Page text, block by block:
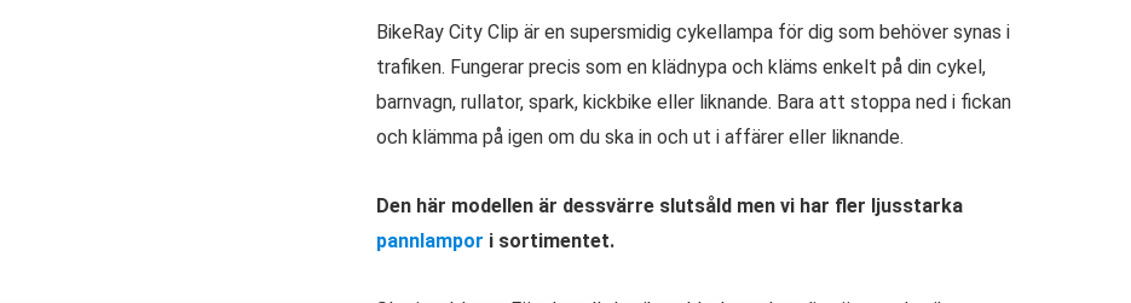
BikeRay City Clip är en supersmidig cykellampa för dig som behöver synas i
trafiken. Fungerar precis som en klädnypa och kläms enkelt på din cykel,
barnvagn, rullator, spark, kickbike eller liknande. Bara att stoppa ned i fickan
och klämma på igen om du ska in och ut i affärer eller liknande.
Den här modellen är dessvärre slutsåld men vi har fler ljusstarka
pannlampor i sortimentet.